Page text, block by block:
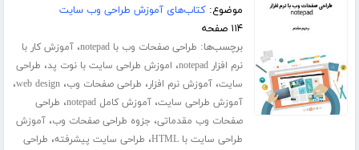
موضوع:کتاب‌های آموزش طراحی وب سایت
۱۱۴ صفحه
برچسب‌ها: طراحی صفحات وب با notepad ،آموزش کار با
نرم افزار notepad
، اموزش طراحی سایت با نوت پد، طراحی
سایت،آموزش نرم افزار، طراحی صفحات وب،web design،
آموزش طراحی سایت،آموزش کامل notepad ، طراحی
صفحات وب مقدماتی، جزوه طراحی صفحات وب،آموزش
طراحی سایت با HTML
، طراحی سایت پیشرفته، طراحی